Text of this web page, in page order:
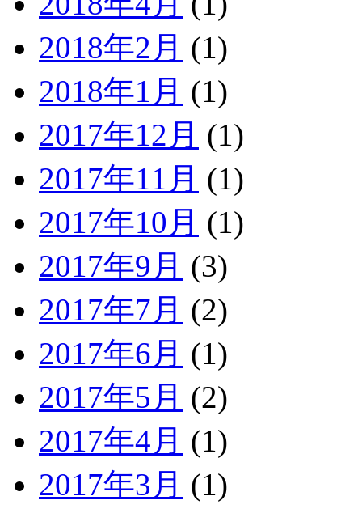
2018年2月 (1)
2018年1月 (1)
2017年12月 (1)
2017年11月 (1)
2017年10月 (1)
2017年9月 (3)
2017年7月 (2)
2017年6月 (1)
2017年5月 (2)
2017年4月 (1)
2017年3月 (1)